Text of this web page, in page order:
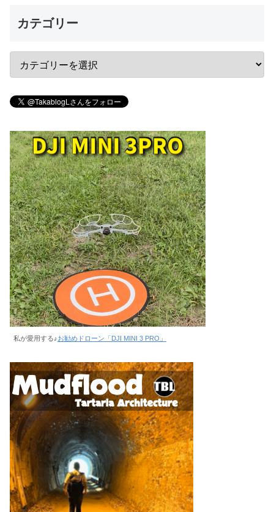
カテゴリー
私が愛用する♪お勧めドローン「DJI MINI 3 PRO」